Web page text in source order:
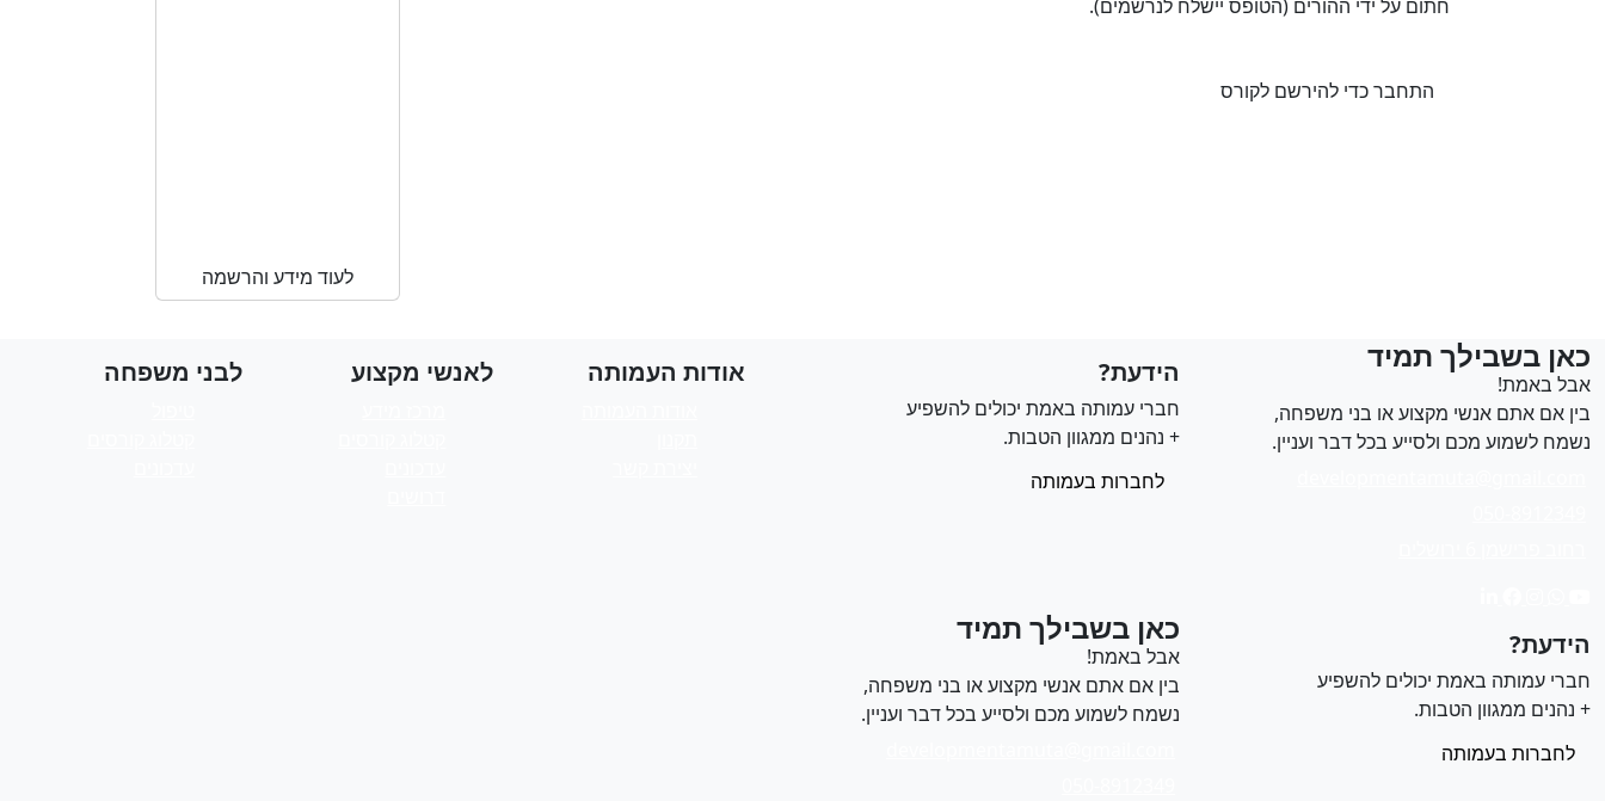
חתום על ידי ההורים (הטופס יישלח לנרשמים).
התחבר כדי להירשם לקורס
לעוד מידע והרשמה
כאן בשבילך תמיד
אבל באמת!
בין אם אתם אנשי מקצוע או בני משפחה,
נשמח לשמוע מכם ולסייע בכל דבר ועניין.
הידעת?
חברי עמותה באמת יכולים להשפיע
+ נהנים ממגוון הטבות.
לחברות בעמותה
אודות העמותה לאנשי מקצוע לבני משפחה
הידעת?
חברי עמותה באמת יכולים להשפיע
+ נהנים ממגוון הטבות.
לחברות בעמותה
כאן בשבילך תמיד
אבל באמת!
בין אם אתם אנשי מקצוע או בני משפחה,
נשמח לשמוע מכם ולסייע בכל דבר ועניין.